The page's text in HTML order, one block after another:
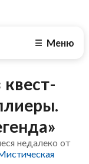
☰ Меню
недалеко от